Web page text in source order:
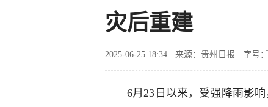
灾后重建
2025-06-25 18:34 来源：贵州日报 字号：
6月23日以来，受强降雨影响